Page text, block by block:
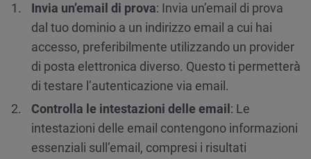
Invia un’email di prova: Invia un’email di prova
dal tuo dominio a un indirizzo email a cui hai
accesso, preferibilmente utilizzando un provider
di posta elettronica diverso. Questo ti permetterà
di testare l’autenticazione via email.
Controlla le intestazioni delle email : Le
intestazioni delle email contengono informazioni
essenziali sull’email, compresi i risultati